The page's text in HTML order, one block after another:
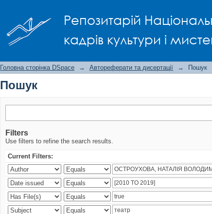
Репозитарій
кадрів культури і
Головна сторінка DSpace → Автореферати та дисертації → Пошук
Пошук
Filters
Use filters to refine the search results.
Current Filters: